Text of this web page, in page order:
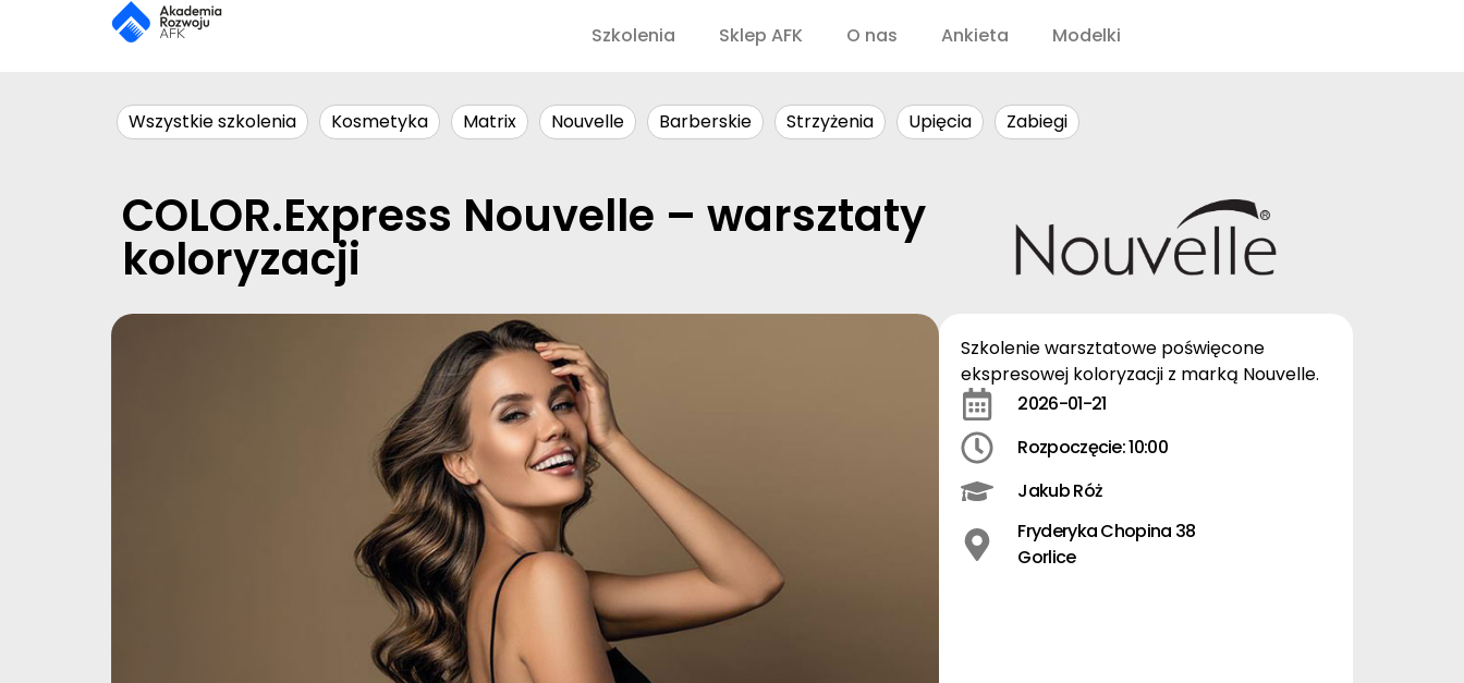
Szkolenia Sklep AFK O nas Ankieta Modelki
Wszystkie szkolenia Kosmetyka Matrix Nouvelle Barberskie Strzyżenia Upięcia Zabiegi
COLOR.Express Nouvelle – warsztaty
koloryzacji
Szkolenie warsztatowe poświęcone
ekspresowej koloryzacji z marką Nouvelle.
2026-01-21
Rozpoczęcie: 10:00
Jakub Róż
Fryderyka Chopina 38
Gorlice